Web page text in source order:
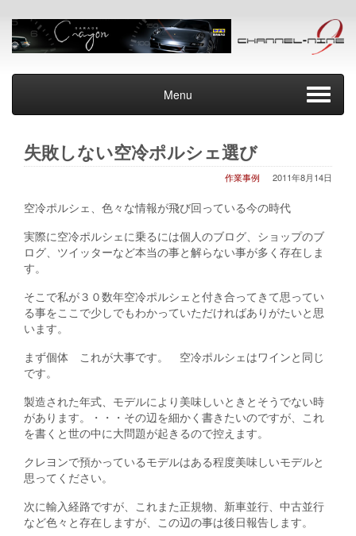
Menu
失敗しない空冷ポルシェ選び
2011年8月14日
作業事例
空冷ポルシェ、色々な情報が飛び回っている今の時代
実際に空冷ポルシェに乗るには個人のブログ、ショップのブ
ログ、ツイッターなど本当の事と解らない事が多く存在しま
す。
そこで私が３０数年空冷ポルシェと付き合ってきて思ってい
る事をここで少しでもわかっていただければありがたいと思
います。
まず個体 これが大事です。 空冷ポルシェはワインと同じ
です。
製造された年式、モデルにより美味しいときとそうでない時
があります。・・・その辺を細かく書きたいのですが、これ
を書くと世の中に大問題が起きるので控えます。
クレヨンで預かっているモデルはある程度美味しいモデルと
思ってください。
次に輸入経路ですが、これまた正規物、新車並行、中古並行
など色々と存在しますが、この辺の事は後日報告します。